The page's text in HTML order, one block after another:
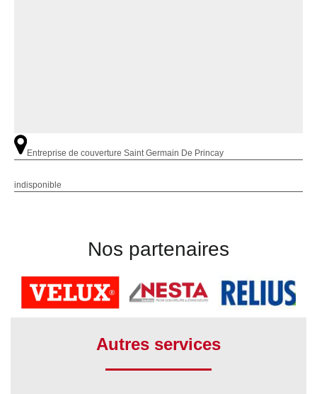
Entreprise de couverture Saint Germain De Princay
indisponible
Nos partenaires
Autres services